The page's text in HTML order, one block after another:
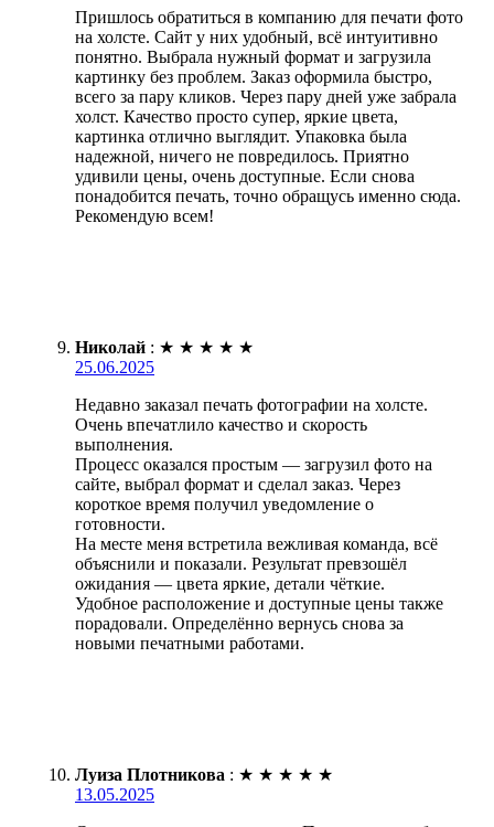
Пришлось обратиться в компанию для печати фото
на холсте. Сайт у них удобный, всё интуитивно
понятно. Выбрала нужный формат и загрузила
картинку без проблем. Заказ оформила быстро,
всего за пару кликов. Через пару дней уже забрала
холст. Качество просто супер, яркие цвета,
картинка отлично выглядит. Упаковка была
надежной, ничего не повредилось. Приятно
удивили цены, очень доступные. Если снова
понадобится печать, точно обращусь именно сюда.
Рекомендую всем!
Николай : ★ ★ ★ ★ ★
25.06.2025
Недавно заказал печать фотографии на холсте.
Очень впечатлило качество и скорость
выполнения.
Процесс оказался простым — загрузил фото на
сайте, выбрал формат и сделал заказ. Через
короткое время получил уведомление о
готовности.
На месте меня встретила вежливая команда, всё
объяснили и показали. Результат превзошёл
ожидания — цвета яркие, детали чёткие.
Удобное расположение и доступные цены также
порадовали. Определённо вернусь снова за
новыми печатными работами.
Луиза Плотникова : ★ ★ ★ ★ ★
13.05.2025